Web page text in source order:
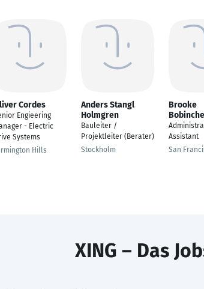
Cordes
Engieering
- Electric
Systems
Hills
Anders Stangl
Holmgren
Bauleiter /
Projektleiter (Berater)
Stockholm
Brooke
Assistant
San
XING – Das